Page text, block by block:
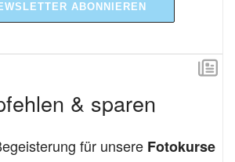
ABONNIEREN
& sparen
für unsere Fotokurse